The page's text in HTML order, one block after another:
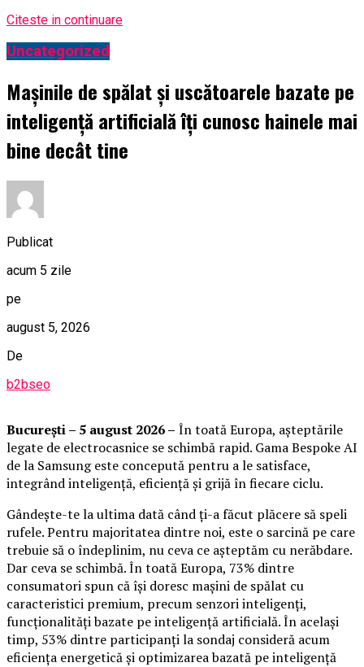
Citeste in continuare
Uncategorized
Mașinile de spălat și uscătoarele bazate pe
inteligență artificială îți cunosc hainele mai
bine decât tine
Publicat
acum 5 zile
pe
august 5, 2026
De
b2bseo
București – 5 august 2026 – În toată Europa, așteptările
legate de electrocasnice se schimbă rapid. Gama Bespoke AI
de la Samsung este concepută pentru a le satisface,
integrând inteligență, eficiență și grijă în fiecare ciclu.
Gândește-te la ultima dată când ți-a făcut plăcere să speli
rufele. Pentru majoritatea dintre noi, este o sarcină pe care
trebuie să o îndeplinim, nu ceva ce așteptăm cu nerăbdare.
Dar ceva se schimbă. În toată Europa, 73% dintre
consumatori spun că își doresc mașini de spălat cu
caracteristici premium, precum senzori inteligenți,
funcționalități bazate pe inteligență artificială. În același
timp, 53% dintre participanți la sondaj consideră acum
eficiența energetică și optimizarea bazată pe inteligență